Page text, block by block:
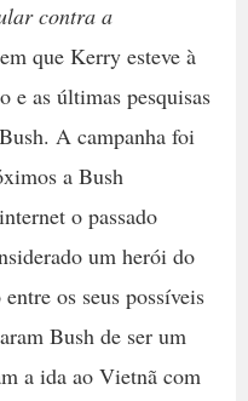
contra a
que Kerry esteve à
e as últimas pesquisas
A campanha foi
a Bush
o passado
um herói do
os seus possíveis
Bush de ser um
a ida ao Vietnã com